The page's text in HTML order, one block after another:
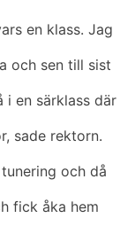
en klass. Jag
och sen till sist
i en särklass där
sade rektorn.
tunering och då
fick åka hem